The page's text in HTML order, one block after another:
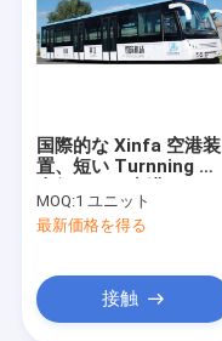
国際的な Xinfa 空港装
置、短い Turnning の
ル
MOQ:1 ユニット
最新価格を得る
接触